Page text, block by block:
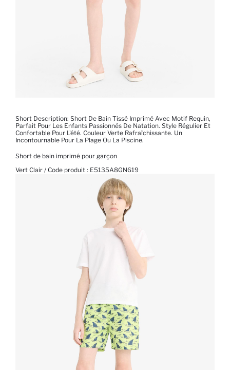
Short Description: Short De Bain Tissé Imprimé Avec Motif Requin,
Parfait Pour Les Enfants Passionnés De Natation. Style Régulier Et
Confortable Pour L'été. Couleur Verte Rafraîchissante. Un
Incontournable Pour La Plage Ou La Piscine.
Short de bain imprimé pour garçon
Vert Clair / Code produit : E5135A8GN619